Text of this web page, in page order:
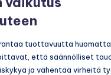
tuottavuutta
että säännölliset
ja vähentää virheitä